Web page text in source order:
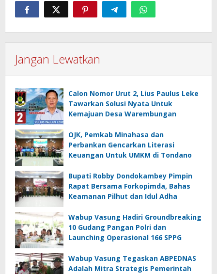
Jangan Lewatkan
Calon Nomor Urut 2, Lius Paulus Leke
Tawarkan Solusi Nyata Untuk
Kemajuan Desa Warembungan
OJK, Pemkab Minahasa dan
Perbankan Gencarkan Literasi
Keuangan Untuk UMKM di Tondano
Bupati Robby Dondokambey Pimpin
Rapat Bersama Forkopimda, Bahas
Keamanan Pilhut dan Idul Adha
Wabup Vasung Hadiri Groundbreaking
10 Gudang Pangan Polri dan
Launching Operasional 166 SPPG
Wabup Vasung Tegaskan ABPEDNAS
Adalah Mitra Strategis Pemerintah